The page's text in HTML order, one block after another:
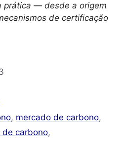
prática — desde a origem
de certificação
, mercado de carbono,
carbono,